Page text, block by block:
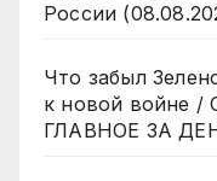
России
Что забыл
к новой войне /
ГЛАВНОЕ ЗА